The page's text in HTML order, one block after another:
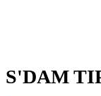
S'DAM